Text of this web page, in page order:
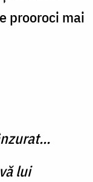
prooroci mai
lui